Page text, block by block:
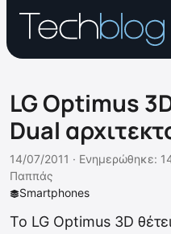
LG Optimus
Dual
Smartphones
14/07/2011 · Ενημερώθηκε:
Παππάς
Το LG Optimus 3D